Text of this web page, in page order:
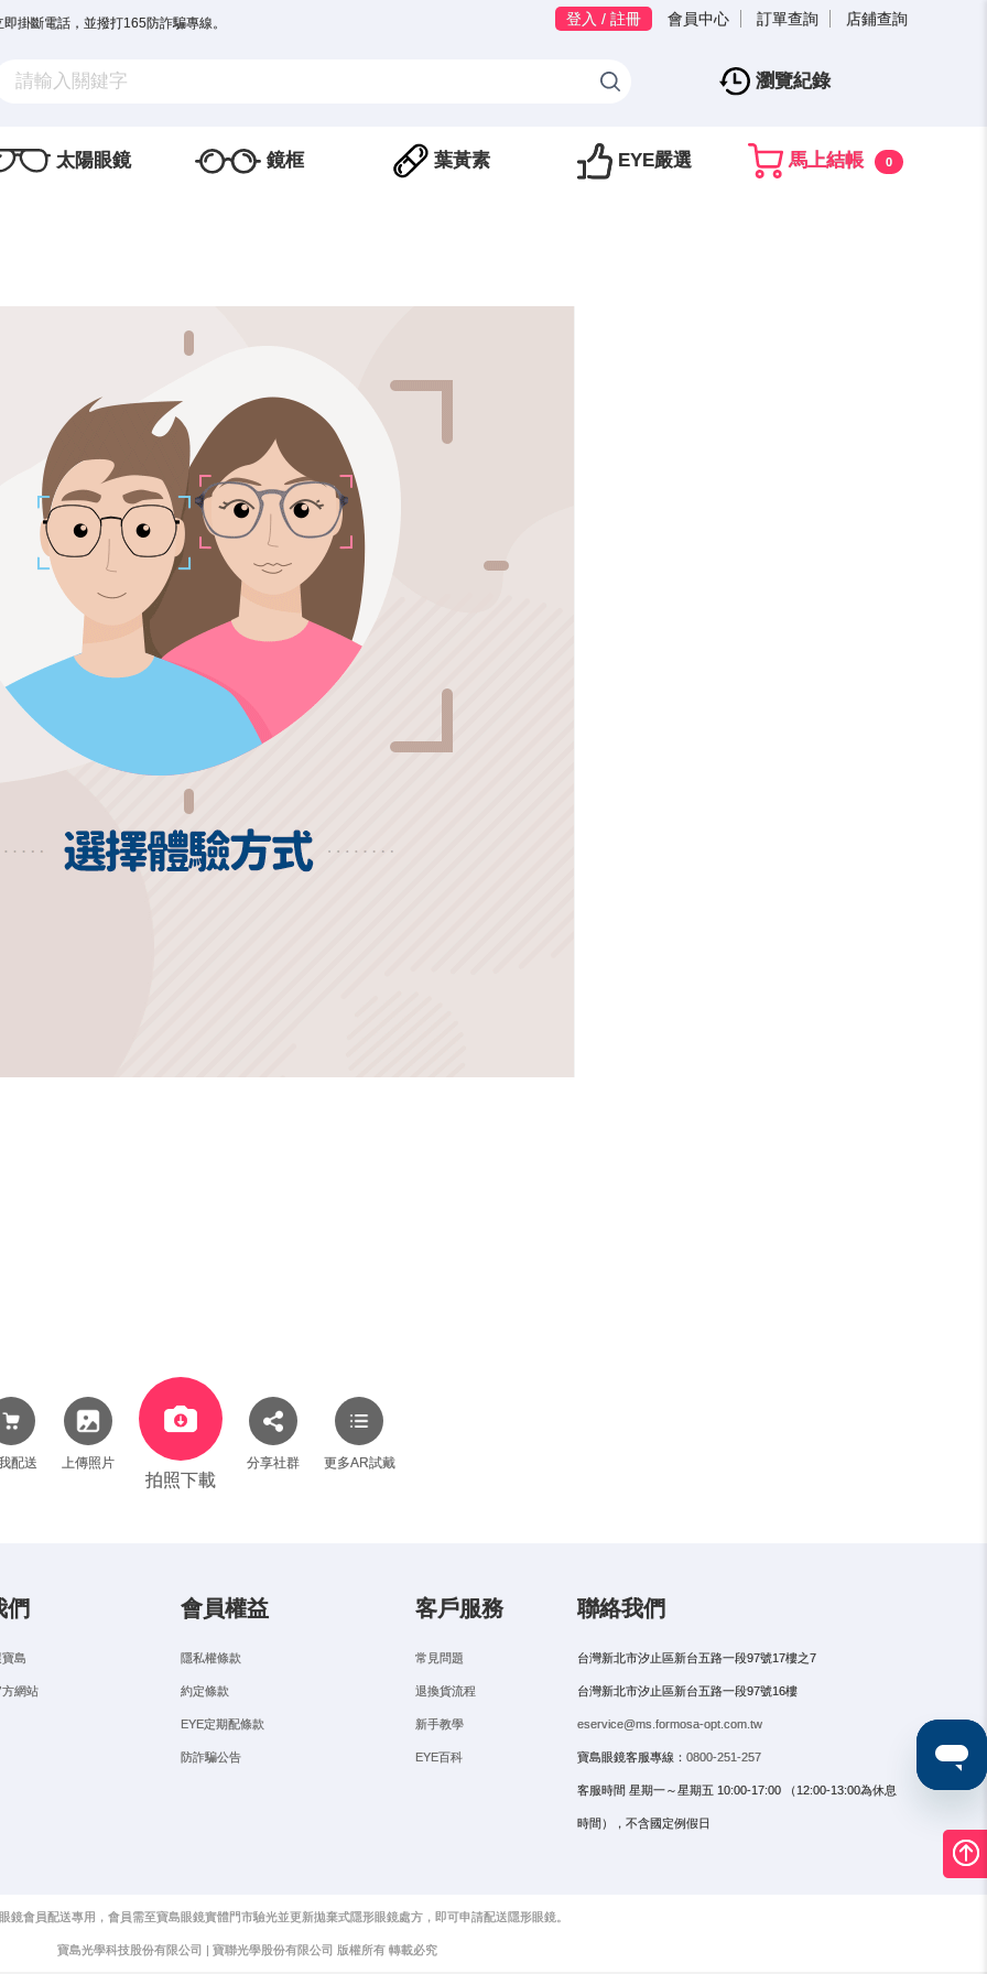
掛斷電話，並撥打165防詐騙專線。 登入 / 註冊 會員中心 訂單查詢 店鋪查詢
瀏覽紀錄
太陽眼鏡 鏡框 葉黃素 EYE嚴選 馬上結帳 0
配送 上傳照片
拍照下載
分享社群 更多AR試戴
們
島
網站
會員權益
隱私權條款
約定條款
EYE定期配條款
防詐騙公告
客戶服務
常見問題
退換貨流程
新手教學
EYE百科
聯絡我們
台灣新北市汐止區新台五路一段97號17樓之7
台灣新北市汐止區新台五路一段97號16樓
eservice@ms.formosa-opt.com.tw
寶島眼鏡客服專線： 0800-251-257
客服時間 星期一～星期五 10:00-17:00 （12:00-13:00為休息
時間），不含國定例假日
鏡會員配送專用，會員需至寶島眼鏡實體門市驗光並更新拋棄式隱形眼鏡處方，即可申請配送隱形眼鏡。
寶島光學科技股份有限公司 | 寶聯光學股份有限公司 版權所有 轉載必究